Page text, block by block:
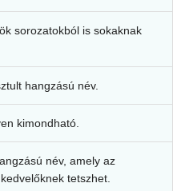
sorozatokból is sokaknak
hangzású név.
kimondható.
név, amely az
tetszhet.